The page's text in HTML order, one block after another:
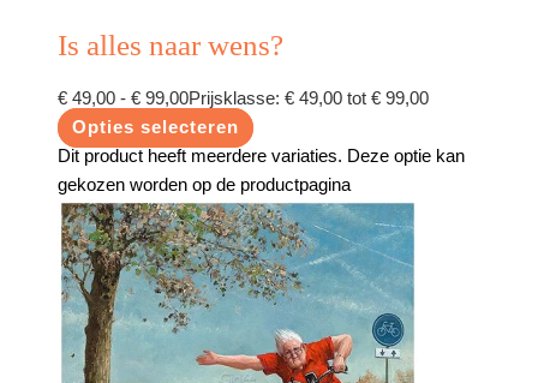
Is alles naar wens?
€ 49,00 - € 99,00Prijsklasse: € 49,00 tot € 99,00
Opties selecteren
Dit product heeft meerdere variaties. Deze optie kan
gekozen worden op de productpagina